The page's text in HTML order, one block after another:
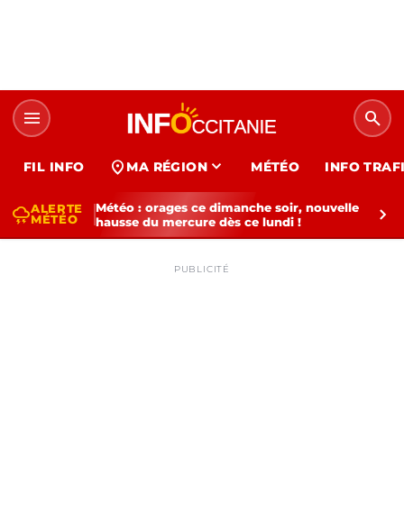
menu search
FIL INFO location_on MA RÉGION expand_more MÉTÉO INFO
thunderstormALERTE
MÉTÉO
Météo : orages ce dimanche soir, nouvelle
hausse du mercure dès ce lundi !
chevron_right
PUBLICITÉ